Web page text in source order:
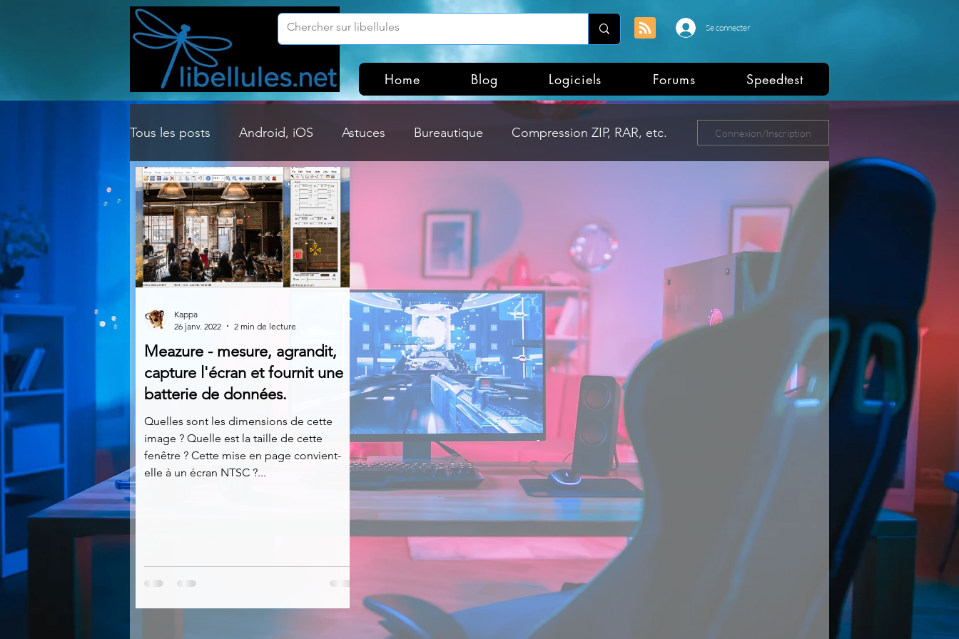
Se connecter
Home Blog Logiciels Forums Speedtest
Tous les posts Android, iOS Astuces Bureautique Compression ZIP, RAR, etc.
Customisation Windows Divers
Gestion Système Graphisme Internet
Linux Loisir et divertissement Mises à jour
Multimedia Navigateurs News Nirsoft Occupation disque
Photographie Réseaux Réseaux sociaux Sécurité Services en ligne
Video Logiciels les plus recherchés
Connexion/Inscription
Meazure - mesure, agrandit,
capture l'écran et fournit une
batterie de données.
Quelles sont les dimensions de cette
image ? Quelle est la taille de cette
fenêtre ? Cette mise en page convient-
elle à un écran NTSC ?...
Kappa
26 janv. 2022
2 min de lecture